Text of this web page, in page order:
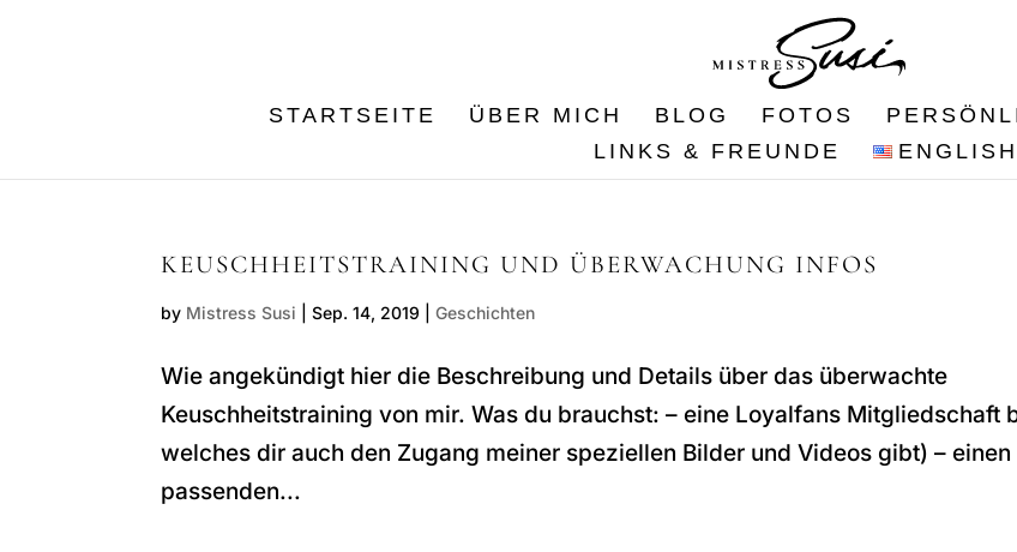
STARTSEITE ÜBER MICH BLOG FOTOS
LINKS & FREUNDE
ENGLISH
KEUSCHHEITSTRAINING UND ÜBERWACHUNG INFOS
by Mistress Susi |Sep. 14, 2019 |Geschichten
Wie angekündigt hier die Beschreibung und Details über das überwachte
Keuschheitstraining von mir. Was du brauchst: – eine Loyalfans Mitgliedschaft
welches dir auch den Zugang meiner speziellen Bilder und Videos gibt) – einen
passenden...